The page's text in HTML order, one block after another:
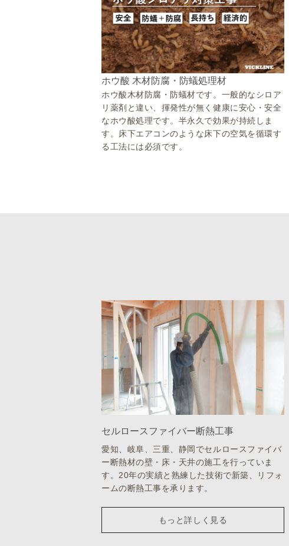
ホウ酸 木材防腐・防蟻処理材
ホウ酸木材防腐・防蟻材です。一般的なシロア
リ薬剤と違い、揮発性が無く健康に安心・安全
なホウ酸処理です。半永久で効果が持続しま
す。床下エアコンのような床下の空気を循環す
る工法には必須です。
セルロースファイバー断熱工事
愛知、岐阜、三重、静岡でセルロースファイバ
ー断熱材の壁・床・天井の施工を行っていま
す。20年の実績と熟練した技術で新築、リフォ
ームの断熱工事を承ります。
もっと詳しく見る